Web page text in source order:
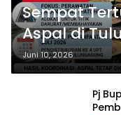
Sempat
Aspal di
Dipakai
Bulan Juli
Juni 10, 2026
Pj